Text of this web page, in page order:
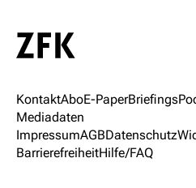
KontaktAboE-PaperBriefings
Mediadaten
ImpressumAGBDatenschutz
BarrierefreiheitHilfe/FAQ